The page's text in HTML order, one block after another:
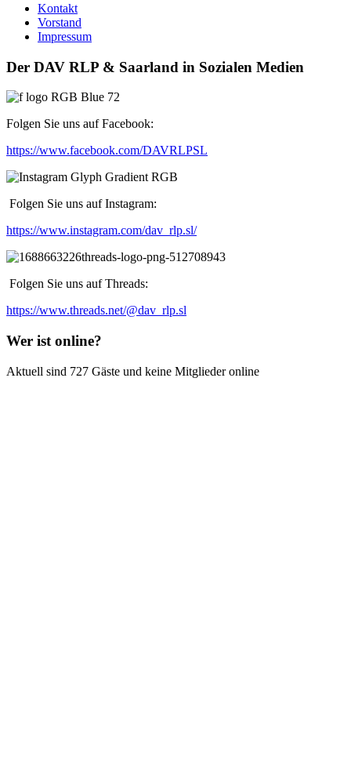
Kontakt
Vorstand
Impressum
Der DAV RLP & Saarland in Sozialen Medien
Folgen Sie uns auf Facebook:
https://www.facebook.com/DAVRLPSL
Folgen Sie uns auf Instagram:
https://www.instagram.com/dav_rlp.sl/
Folgen Sie uns auf Threads:
https://www.threads.net/@dav_rlp.sl
Wer ist online?
Aktuell sind 727 Gäste und keine Mitglieder online